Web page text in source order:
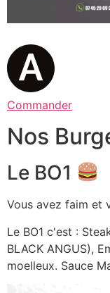
Commander
Nos
Le BO1
Vous avez faim et
Le BO1 c'est :
BLACK ANGUS),
moelleux. Sauce